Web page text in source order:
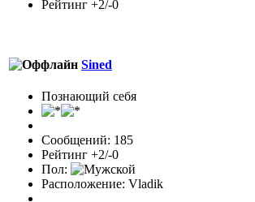
Рейтинг +2/-0
Sined
Познающий себя
Сообщений: 185
Рейтинг +2/-0
Пол:
Расположение: Vladik